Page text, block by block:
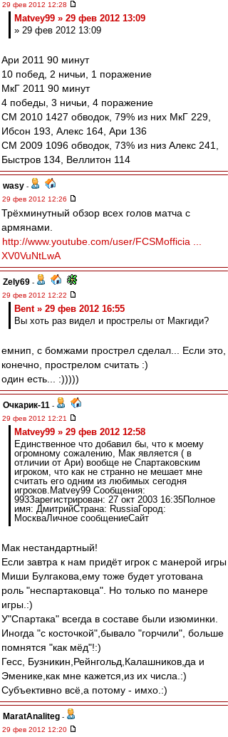
29 фев 2012 12:28
Matvey99 » 29 фев 2012 13:09
» 29 фев 2012 13:09
Ари 2011 90 минут
10 побед, 2 ничьи, 1 поражение
МкГ 2011 90 минут
4 победы, 3 ничьи, 4 поражение
СМ 2010 1427 обводок, 79% из них МкГ 229,
Ибсон 193, Алекс 164, Ари 136
СМ 2009 1096 обводок, 73% из низ Алекс 241,
Быстров 134, Веллитон 114
wasy -
29 фев 2012 12:26
Трёхминутный обзор всех голов матча с
армянами.
http://www.youtube.com/user/FCSMofficia ...
XV0VuNtLwA
Zely69 -
29 фев 2012 12:22
Bent » 29 фев 2012 16:55
Вы хоть раз видел и прострелы от Макгиди?
емнип, с бомжами прострел сделал... Если это,
конечно, прострелом считать :)
один есть... :)))))
Очкарик-11 -
29 фев 2012 12:21
Matvey99 » 29 фев 2012 12:58
Единственное что добавил бы, что к моему
огромному сожалению, Мак является ( в
отличии от Ари) вообще не Спартаковским
игроком, что как не странно не мешает мне
считать его одним из любимых сегодня
игроков.Matvey99 Сообщения:
993Зарегистрирован: 27 окт 2003 16:35Полное
имя: ДмитрийСтрана: RussiaГород:
МоскваЛичное сообщениеСайт
Мак нестандартный!
Если завтра к нам придёт игрок с манерой игры
Миши Булгакова,ему тоже будет уготована
роль "неспартаковца". Но только по манере
игры.:)
У"Спартака" всегда в составе были изюминки.
Иногда "с косточкой",бывало "горчили", больше
помнятся "как мёд"!:)
Гесс, Бузникин,Рейнгольд,Калашников,да и
Эменике,как мне кажется,из их числа.:)
Субъективно всё,а потому - имхо.:)
MaratAnaliteg -
29 фев 2012 12:20